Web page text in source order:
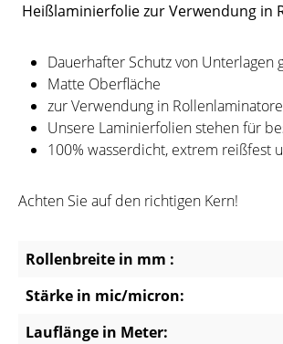
Heißlaminierfolie zur Verwendung in
Dauerhafter Schutz von Unterlagen
Matte Oberfläche
zur Verwendung in
Unsere Laminierfolien stehen für
100% wasserdicht, extrem reißfest
Achten Sie auf den richtigen Kern!
Rollenbreite in mm :
Stärke in mic/micron:
Lauflänge in Meter: